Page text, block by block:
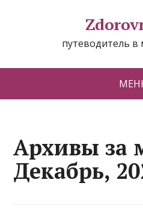
путеводитель в
Архивы за
Декабрь,